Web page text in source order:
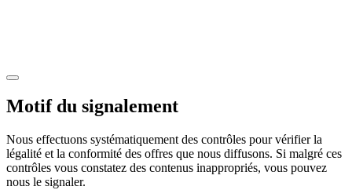
Motif du signalement
Nous effectuons systématiquement des contrôles pour vérifier la
légalité et la conformité des offres que nous diffusons. Si malgré ces
contrôles vous constatez des contenus inappropriés, vous pouvez
nous le signaler.